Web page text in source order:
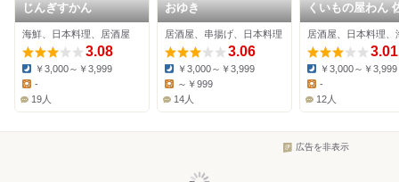
じんぎすかん
海鮮、日本料理、居酒屋
3.08
Dinner:
￥3,000～￥3,999
Lunch:
-
19人
おゆき
居酒屋、串揚げ、日本料理
3.06
Dinner:
￥3,000～￥3,999
Lunch:
～￥999
14人
くいもの屋わん
駅前店
居酒屋、日本料理、
3.01
Dinner:
￥3,000～￥3,999
Lunch:
-
12人
広告を非表示